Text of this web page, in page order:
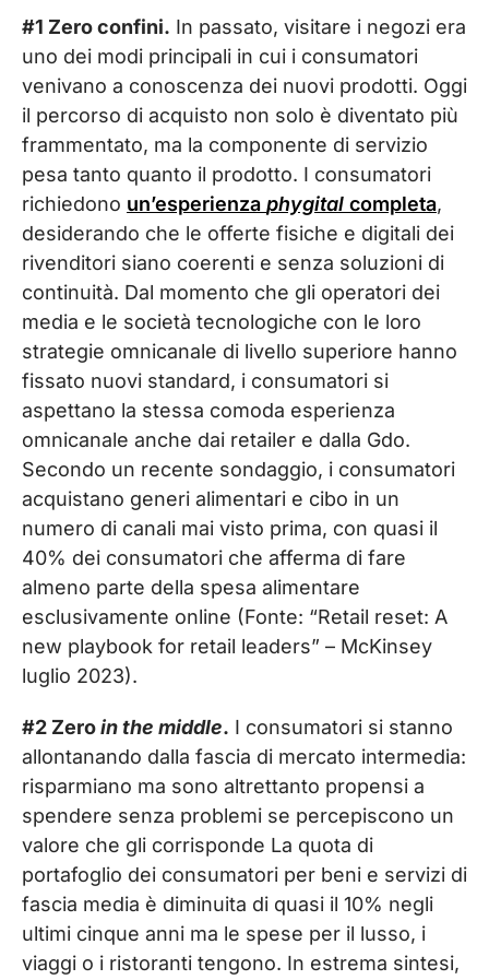
#1 Zero confini. In passato, visitare i negozi era
uno dei modi principali in cui i consumatori
venivano a conoscenza dei nuovi prodotti. Oggi
il percorso di acquisto non solo è diventato più
frammentato, ma la componente di servizio
pesa tanto quanto il prodotto. I consumatori
richiedono un’esperienza phygital completa,
desiderando che le offerte fisiche e digitali dei
rivenditori siano coerenti e senza soluzioni di
continuità. Dal momento che gli operatori dei
media e le società tecnologiche con le loro
strategie omnicanale di livello superiore hanno
fissato nuovi standard, i consumatori si
aspettano la stessa comoda esperienza
omnicanale anche dai retailer e dalla Gdo.
Secondo un recente sondaggio, i consumatori
acquistano generi alimentari e cibo in un
numero di canali mai visto prima, con quasi il
40% dei consumatori che afferma di fare
almeno parte della spesa alimentare
esclusivamente online (Fonte: “Retail reset: A
new playbook for retail leaders” – McKinsey
luglio 2023).
#2 Zeroin the middle. I consumatori si stanno
allontanando dalla fascia di mercato intermedia:
risparmiano ma sono altrettanto propensi a
spendere senza problemi se percepiscono un
valore che gli corrisponde La quota di
portafoglio dei consumatori per beni e servizi di
fascia media è diminuita di quasi il 10% negli
ultimi cinque anni ma le spese per il lusso, i
viaggi o i ristoranti tengono. In estrema sintesi,